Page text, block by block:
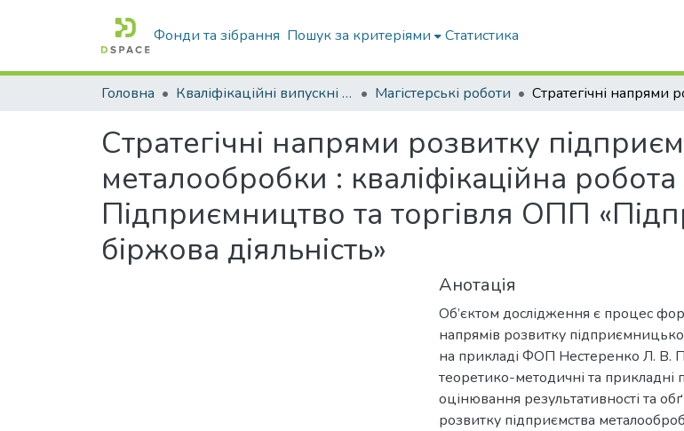
Фонди та зібрання Пошук за критеріями Статистика
Головна Кваліфікаційні випускні роботи бакалаврів і магістрів Магістерські роботи
Стратегічні напрями розвитку
металообробки : кваліфікаційна
Підприємництво та торгівля ОПП
біржова діяльність»
Анотація
Об’єктом дослідження є процес
напрямів розвитку
на прикладі ФОП Нестеренко Л. В.
теоретико-методичні та прикладні
оцінювання результативності та
розвитку підприємства